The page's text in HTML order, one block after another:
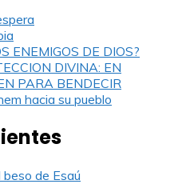
ENEMIGOS DE DIOS?
DIVINA: EN
PARA BENDECIR
hacia su pueblo
beso de Esaú